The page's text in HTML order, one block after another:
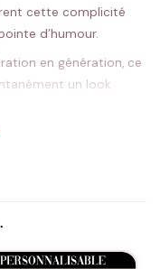
cette complicité
d’humour.
en génération, ce
un look
« Gentleman de
ou les pièces
un confort